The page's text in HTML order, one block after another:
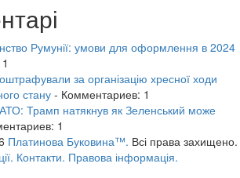
Румунії: умови для оформлення в 2024
за організацію хресної ходи
стану - Комментариев: 1
Трамп натякнув як Зеленський може
1
Платинова Буковина™. Всі права захищено.
Контакти. Правова інформація.